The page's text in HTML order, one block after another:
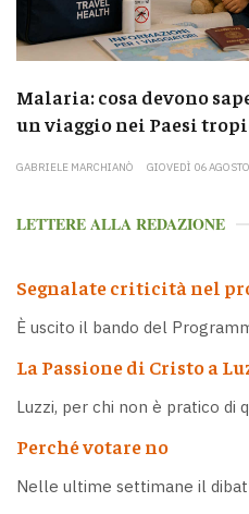
Malaria: cosa devono
un viaggio nei Paesi
GABRIELE MARCHIANÒ GIOVEDÌ 06
LETTERE ALLA REDAZIONE
Segnalate criticità nel
È uscito il bando del
La Passione di Cristo a
Luzzi, per chi non è pratico di
Perché votare no
Nelle ultime settimane il